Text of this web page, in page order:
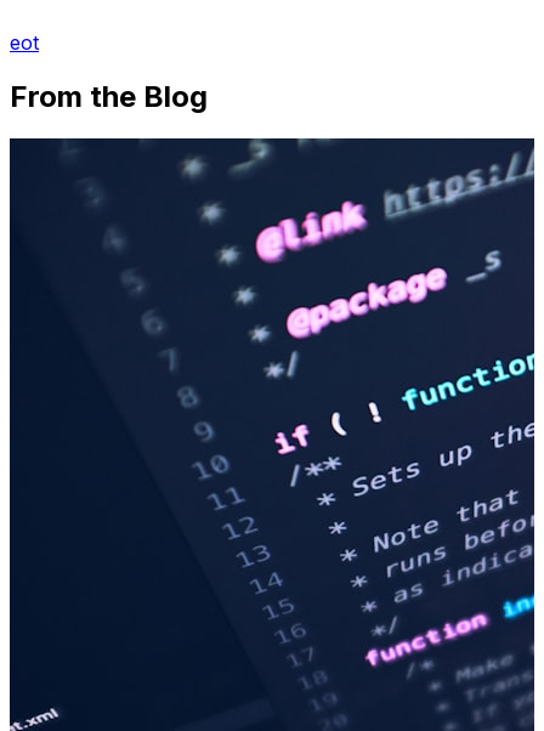
eot
From the Blog